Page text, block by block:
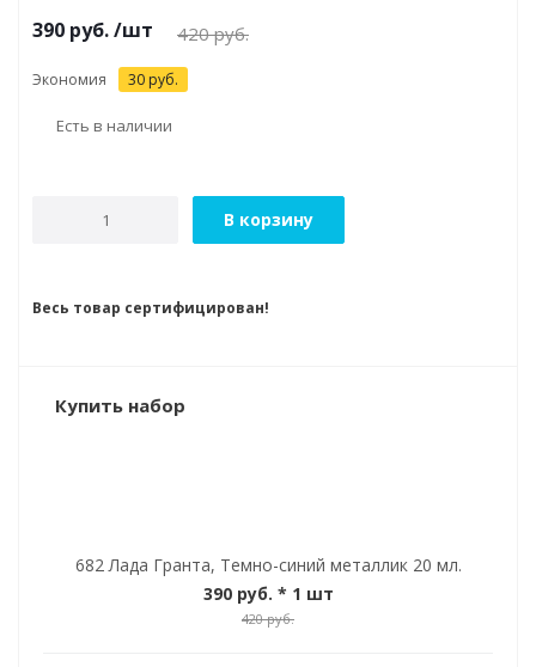
390 руб./шт 420руб.
Экономия 30 руб.
Есть в наличии
В корзину
Весь товар сертифицирован!
Купить набор
682 Лада Гранта, Темно-синий металлик 20 мл.
390 руб. * 1 шт
420 руб.